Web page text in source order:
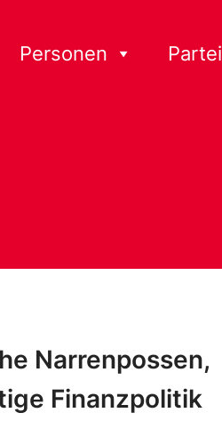
Personen Partei
Narrenpossen,
Finanzpolitik